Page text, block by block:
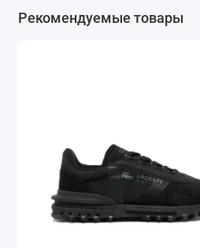
Подарите себе роскошь и
Рекомендуемые товары